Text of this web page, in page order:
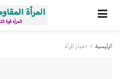
الرئيسية اخبار المرأة